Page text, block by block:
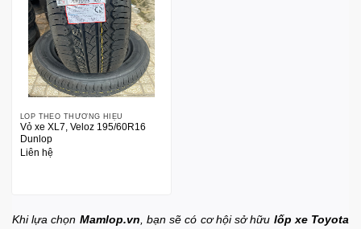
LỐP THEO THƯƠNG HIỆU
Vỏ xe XL7, Veloz 195/60R16
Dunlop
Liên hệ
Khi lựa chọn Mamlop.vn , bạn sẽ có cơ hội sở hữu lốp xe Toyota